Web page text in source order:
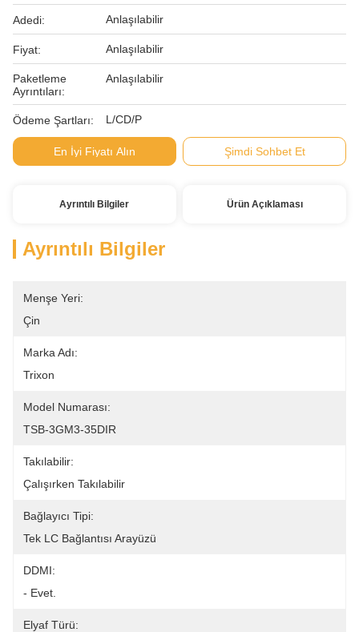
Adedi: Anlaşılabilir
Fiyat: Anlaşılabilir
Paketleme
Ayrıntıları:
Anlaşılabilir
Ödeme Şartları: L/CD/P
En İyi Fiyatı Alın Şimdi Sohbet Et
Ayrıntılı Bilgiler Ürün Açıklaması
Ayrıntılı Bilgiler
Menşe Yeri:
Çin
Marka Adı:
Trixon
Model Numarası:
TSB-3GM3-35DIR
Takılabilir:
Çalışırken Takılabilir
Bağlayıcı Tipi:
Tek LC Bağlantısı Arayüzü
DDMI:
- Evet.
Elyaf Türü: